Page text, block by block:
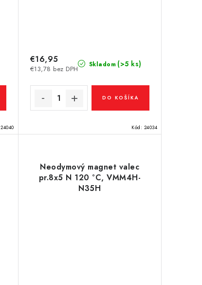
24040
Skladom (>5 ks)
€13,78 bez DPH
€16,95
DO KOŠÍKA
Kód: 24034
Neodymový magnet valec
pr.8x5 N 120 °C, VMM4H-
N35H